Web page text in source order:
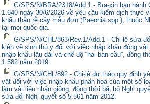
G/SPS/N/BRA/2318/Add.1 - Bra-xin ban hành
1.640 ngày 30/6/2026 về yêu cầu kiểm dịch thực
khẩu thân rễ cây mẫu đơn (Paeonia spp.), thuộc
tại mọi quốc gia.
G/SPS/N/CHL/863/Rev.1/Add.1 - Chi-lê sửa
kiện vệ sinh thú y đối với việc nhập khẩu động
nhập khẩu lâu dài và chế độ “hai bán cầu”, đồng
1.582 năm 2019.
G/SPS/N/CHL/892 - Chi-lê dự thảo quy định
vật đối với việc nhập khẩu phấn hoa của một số
làm vật liệu nhân giống; đồng thời bãi bỏ Nghị
sửa đổi Nghị quyết số 5.561 năm 2012.